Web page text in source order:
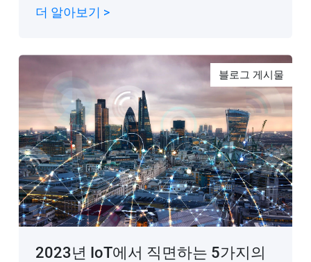
더 알아보기 >
블로그 게시물
2023년 IoT에서 직면하는 5가지의